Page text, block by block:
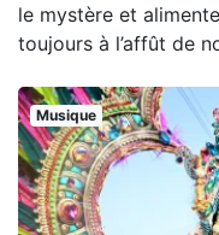
le mystère et
toujours à l’affût de
Musique